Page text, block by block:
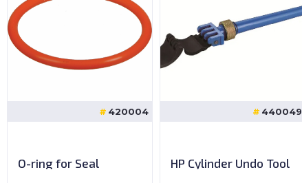
420004
O-ring for Seal
440049
HP Cylinder Undo Tool